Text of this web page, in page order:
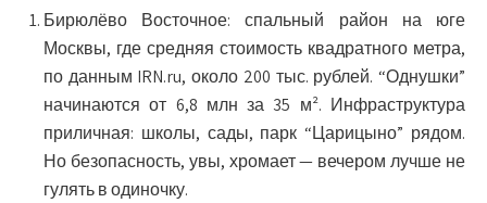
Бирюлёво Восточное: спальный район на юге
Москвы, где средняя стоимость квадратного метра,
по данным IRN.ru, около 200 тыс. рублей. “Однушки”
начинаются от 6,8 млн за 35 м². Инфраструктура
приличная: школы, сады, парк “Царицыно” рядом.
Но безопасность, увы, хромает — вечером лучше не
гулять в одиночку.